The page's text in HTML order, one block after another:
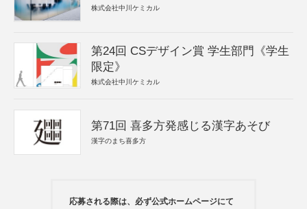
株式会社中川ケミカル
第24回 CSデザイン賞 学生部門《学生
限定》
株式会社中川ケミカル
第71回 喜多方発感じる漢字あそび
漢字のまち喜多方
応募される際は、必ず公式ホームページにて